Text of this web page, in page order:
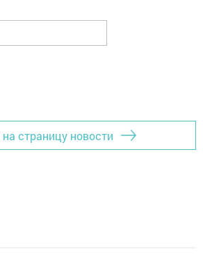
страницу новости